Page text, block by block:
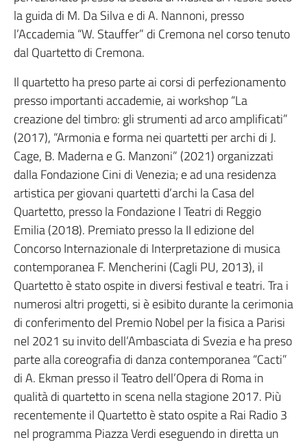
la guida di M. Da Silva e di A. Nannoni, presso
l’Accademia “W. Stauffer” di Cremona nel corso tenuto
dal Quartetto di Cremona.
Il quartetto ha preso parte ai corsi di perfezionamento
presso importanti accademie, ai workshop “La
creazione del timbro: gli strumenti ad arco amplificati”
(2017), “Armonia e forma nei quartetti per archi di J.
Cage, B. Maderna e G. Manzoni” (2021) organizzati
dalla Fondazione Cini di Venezia; e ad una residenza
artistica per giovani quartetti d’archi la Casa del
Quartetto, presso la Fondazione I Teatri di Reggio
Emilia (2018). Premiato presso la II edizione del
Concorso Internazionale di Interpretazione di musica
contemporanea F. Mencherini (Cagli PU, 2013), il
Quartetto è stato ospite in diversi festival e teatri. Tra i
numerosi altri progetti, si è esibito durante la cerimonia
di conferimento del Premio Nobel per la fisica a Parisi
nel 2021 su invito dell’Ambasciata di Svezia e ha preso
parte alla coreografia di danza contemporanea “Cacti”
di A. Ekman presso il Teatro dell’Opera di Roma in
qualità di quartetto in scena nella stagione 2017. Più
recentemente il Quartetto è stato ospite a Rai Radio 3
nel programma Piazza Verdi eseguendo in diretta un